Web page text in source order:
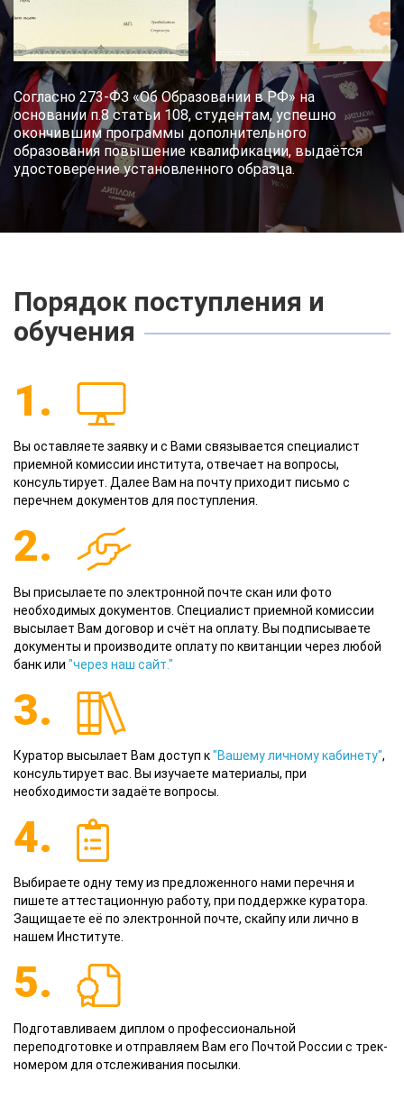
Согласно 273-ФЗ «Об Образовании в РФ» на
основании п.8 статьи 108, студентам, успешно
окончившим программы дополнительного
образования повышение квалификации, выдаётся
удостоверение установленного образца.
Порядок поступления и
обучения
1.
Вы оставляете заявку и с Вами связывается специалист
приемной комиссии института, отвечает на вопросы,
консультирует. Далее Вам на почту приходит письмо с
перечнем документов для поступления.
2.
Вы присылаете по электронной почте скан или фото
необходимых документов. Специалист приемной комиссии
высылает Вам договор и счёт на оплату. Вы подписываете
документы и производите оплату по квитанции через любой
банк или "через наш сайт."
3.
Куратор высылает Вам доступ к"Вашему личному кабинету",
консультирует вас. Вы изучаете материалы, при
необходимости задаёте вопросы.
4.
Выбираете одну тему из предложенного нами перечня и
пишете аттестационную работу, при поддержке куратора.
Защищаете её по электронной почте, скайпу или лично в
нашем Институте.
5.
Подготавливаем диплом о профессиональной
переподготовке и отправляем Вам его Почтой России с трек-
номером для отслеживания посылки.